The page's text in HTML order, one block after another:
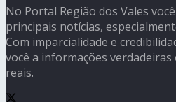
No Portal Região dos Vales
principais notícias,
Com imparcialidade e
você a informações
reais.